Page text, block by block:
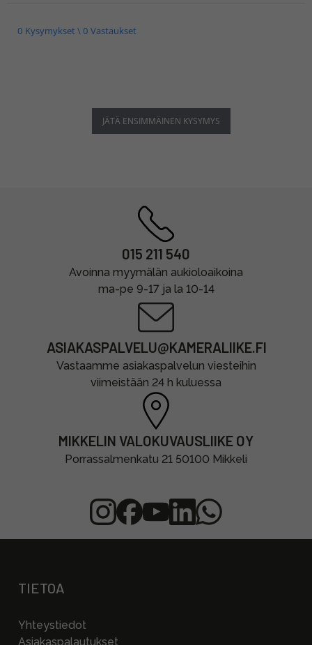
0 Kysymykset \ 0 Vastaukset
JÄTÄ ENSIMMÄINEN KYSYMYS
015 211 540
Avoinna myymälän aukioloaikoina
ma-pe 9-17 ja la 10-14
ASIAKASPALVELU@KAMERALIIKE.FI
Vastaamme asiakaspalvelun viesteihin
viimeistään 24 h kuluessa
MIKKELIN VALOKUVAUSLIIKE OY
Porrassalmenkatu 21 50100 Mikkeli
TIETOA
Yhteystiedot
Asiakaspalautukset